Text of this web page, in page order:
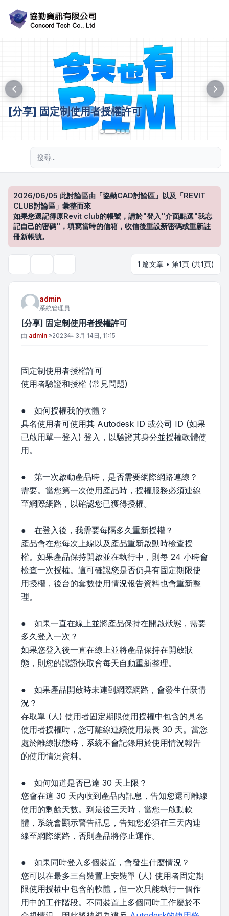
[分享] 固定制使用者授權許可
2026/06/05 此討論區由「協勤CAD討論區」以及「REVIT
CLUB討論區」彙整而來
如果您還記得原Revit club的帳號，請於"登入"介面點選"我忘
記自己的密碼"，填寫當時的信箱，收信後重設新密碼或重新註
冊新帳號。
1 篇文章 • 第1頁 (共1頁)
admin
系統管理員
[分享] 固定制使用者授權許可
文章
由 admin »2023年 3月 14日, 11:15
固定制使用者授權許可
使用者驗證和授權 (常見問題)
● 如何授權我的軟體？
具名使用者可使用其 Autodesk ID 或公司 ID (如果
已啟用單一登入) 登入，以驗證其身分並授權軟體使
用。
● 第一次啟動產品時，是否需要網際網路連線？
需要。當您第一次使用產品時，授權服務必須連線
至網際網路，以確認您已獲得授權。
● 在登入後，我需要每隔多久重新授權？
產品會在您每次上線以及產品重新啟動時檢查授
權。如果產品保持開啟並在執行中，則每 24 小時會
檢查一次授權。這可確認您是否仍具有固定期限使
用授權，後台的套數使用情況報告資料也會重新整
理。
● 如果一直在線上並將產品保持在開啟狀態，需要
多久登入一次？
如果您登入後一直在線上並將產品保持在開啟狀
態，則您的認證快取會每天自動重新整理。
● 如果產品開啟時未連到網際網路，會發生什麼情
況？
存取單 (人) 使用者固定期限使用授權中包含的具名
使用者授權時，您可離線連續使用最長 30 天。當您
處於離線狀態時，系統不會記錄用於使用情況報告
的使用情況資料。
● 如何知道是否已達 30 天上限？
您會在這 30 天內收到產品內訊息，告知您還可離線
使用的剩餘天數。到最後三天時，當您一啟動軟
體，系統會顯示警告訊息，告知您必須在三天內連
線至網際網路，否則產品將停止運作。
● 如果同時登入多個裝置，會發生什麼情況？
您可以在最多三台裝置上安裝單 (人) 使用者固定期
限使用授權中包含的軟體，但一次只能執行一個作
用中的工作階段。不同裝置上多個同時工作屬於不